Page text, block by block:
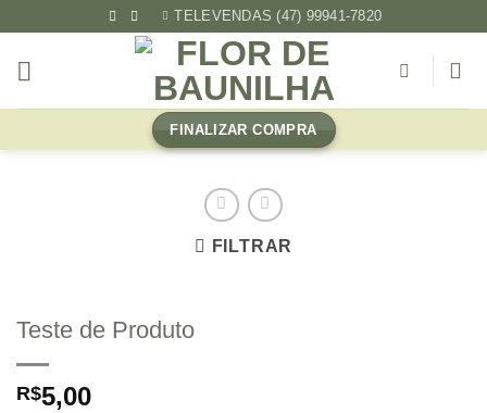
content
TELEVENDAS (47) 99941-7820
FINALIZAR COMPRA
FILTRAR
Teste de Produto
R$5,00